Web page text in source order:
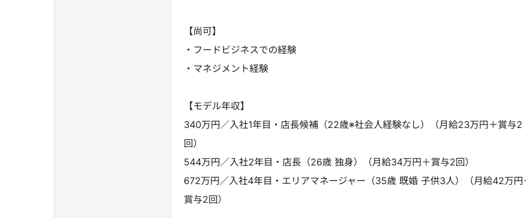
【尚可】
・フードビジネスでの経験
・マネジメント経験
【モデル年収】
340万円／入社1年目・店長候補（22歳※社会人経験なし）（月給23万円＋賞与2
回）
544万円／入社2年目・店長（26歳 独身）（月給34万円＋賞与2回）
672万円／入社4年目・エリアマネージャー（35歳 既婚 子供3人）（月給42万円
賞与2回）